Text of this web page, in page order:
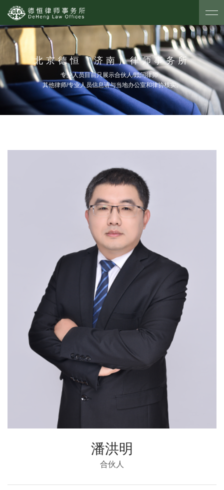
北京德恒（济南）律师事务所
专业人员目前只展示合伙人/顾问律师，
其他律师/专业人员信息请与当地办公室和律协核实。
潘洪明
合伙人